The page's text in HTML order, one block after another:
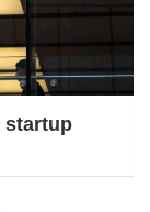
startup